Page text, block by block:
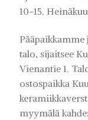
10-15.
talo, sijaitsee
Vienantie 1.
ostospaikka
myymälä